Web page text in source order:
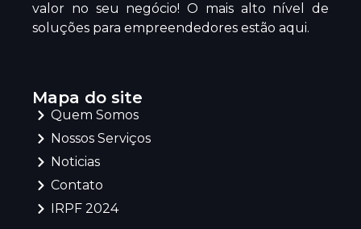
valor no seu negócio! O mais alto nível de
soluções para empreendedores estão aqui.
Mapa do site
Quem Somos
Nossos Serviços
Noticias
Contato
IRPF 2024